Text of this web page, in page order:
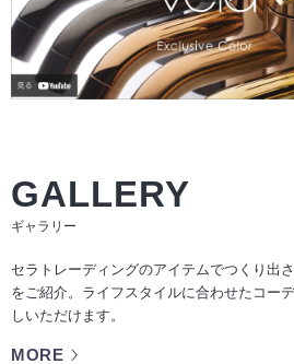
GALLERY
ギャラリー
セラトレーディングのアイテムでつくり出
をご紹介。ライフスタイルに合わせたコー
しいただけます。
MORE